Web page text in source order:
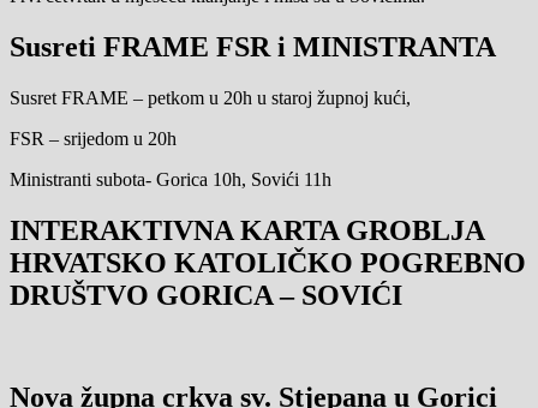
Susreti FRAME FSR i MINISTRANTA
Susret FRAME – petkom u 20h u staroj župnoj kući,
FSR – srijedom u 20h
Ministranti subota- Gorica 10h, Sovići 11h
INTERAKTIVNA KARTA GROBLJA
HRVATSKO KATOLIČKO POGREBNO
DRUŠTVO GORICA – SOVIĆI
Nova župna crkva sv. Stjepana u Gorici